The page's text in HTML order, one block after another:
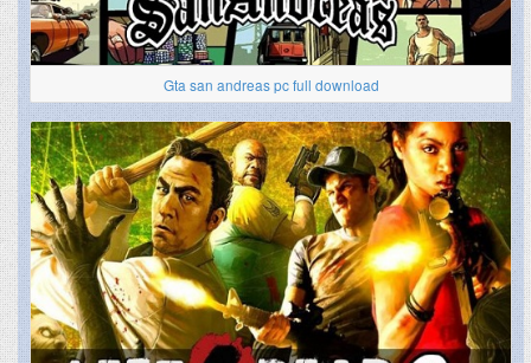
Gta san andreas pc full download